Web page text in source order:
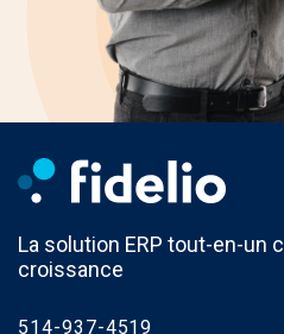
La solution ERP tout-en-un
croissance
514-937-4519